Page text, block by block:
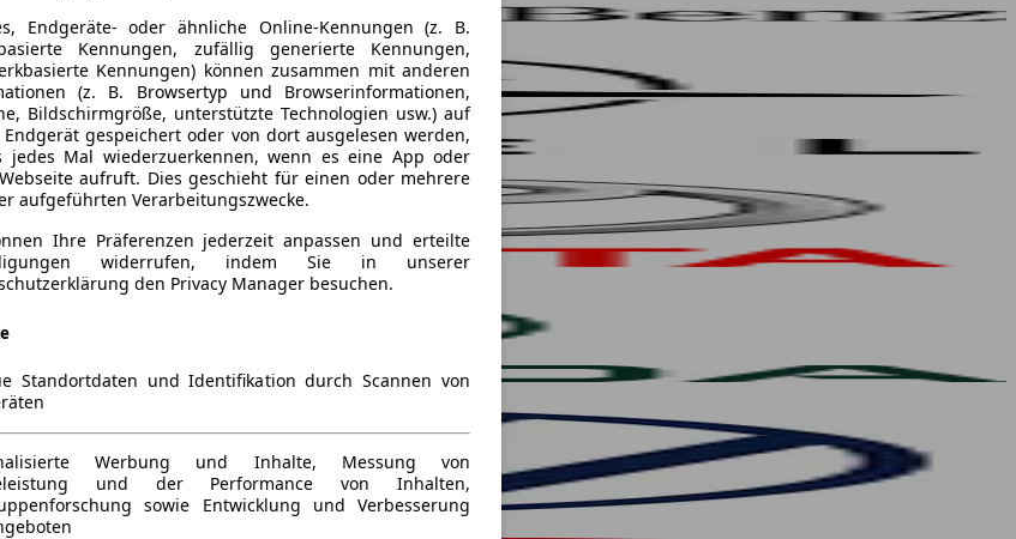
Endgeräte- oder ähnliche Online-Kennungen (z. B.
Kennungen, zufällig generierte Kennungen,
Kennungen) können zusammen mit anderen
(z. B. Browsertyp und Browserinformationen,
Bildschirmgröße, unterstützte Technologien usw.) auf
gespeichert oder von dort ausgelesen werden,
jedes Mal wiederzuerkennen, wenn es eine App oder
aufruft. Dies geschieht für einen oder mehrere
aufgeführten Verarbeitungszwecke.
Ihre Präferenzen jederzeit anpassen und erteilte
widerrufen, indem Sie in unserer
den Privacy Manager besuchen.
Standortdaten und Identifikation durch Scannen von
Werbung und Inhalte, Messung von
und der Performance von Inhalten,
sowie Entwicklung und Verbesserung